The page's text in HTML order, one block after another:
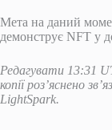
Мета на даний
демонструє NFT у
Редагувати 13:31
копії роз’яснено
LightSpark.